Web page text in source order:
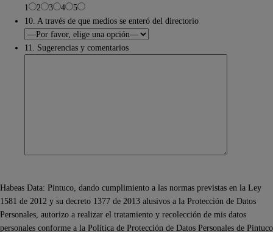
1
2 3 4
5
10. A través de que medios se enteró del directorio
11. Sugerencias y comentarios
Habeas Data: Pintuco, dando cumplimiento a las normas previstas en la Ley
1581 de 2012 y su decreto 1377 de 2013 alusivos a la Protección de Datos
Personales, autorizo a realizar el tratamiento y recolección de mis datos
personales conforme a la Política de Protección de Datos Personales de Pintuco